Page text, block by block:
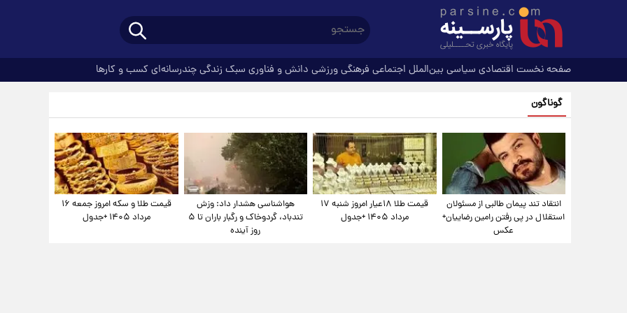
صفحه نخست اقتصادی سیاسی بین‌الملل اجتماعی فرهنگیورزشی دانش و فناوری سبک زندگیچندرسانه‌ای کسب و کارها
گوناگون
انتقاد تند پیمان طالبی از مسئولان
استقلال در پی رفتن رامین رضاییان+
عکس
قیمت طلا ۱۸عیار امروز شنبه ۱۷
مرداد ۱۴۰۵ +جدول
هواشناسی هشدار داد: وزش
تندباد، گردوخاک و رگبار باران تا ۵
روز آینده
قیمت طلا و سکه امروز جمعه ۱۶
مرداد ۱۴۰۵ +جدول